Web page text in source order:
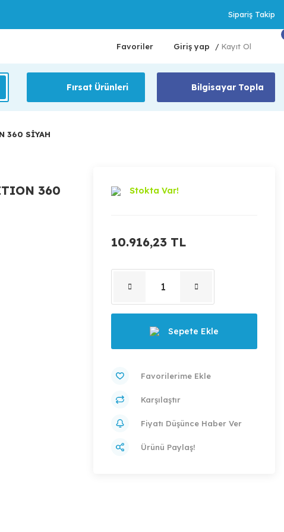
Sipariş Takip
Favoriler Giriş yap / Kayıt Ol
Fırsat Ürünleri Bilgisayar Topla
360 SİYAH
360
Stokta Var!
10.916,23 TL
Sepete Ekle
Karşılaştır
Fiyatı Düşünce Haber Ver
Ürünü Paylaş!